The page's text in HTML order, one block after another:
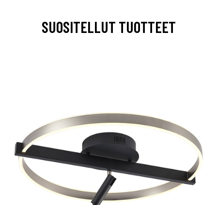
SUOSITELLUT TUOTTEET